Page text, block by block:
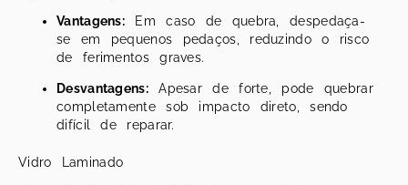
Vantagens: Em caso de quebra, despedaça-
se em pequenos pedaços, reduzindo o risco
de ferimentos graves.
Desvantagens:Apesar de forte, pode quebrar
completamente sob impacto direto, sendo
difícil de reparar.
Vidro Laminado